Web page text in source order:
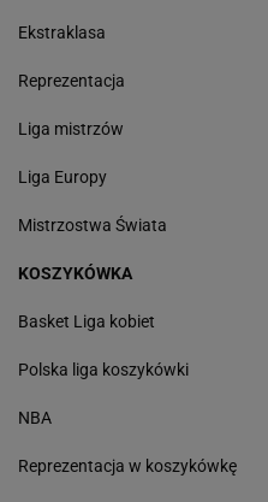
Ekstraklasa
Reprezentacja
Liga mistrzów
Liga Europy
Mistrzostwa Świata
KOSZYKÓWKA
Basket Liga kobiet
Polska liga koszykówki
NBA
Reprezentacja w koszykówkę